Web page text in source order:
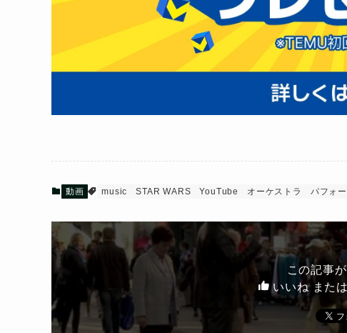
動画 music STAR WARS YouTube オーケストラ パフォ
この記事
いいね また